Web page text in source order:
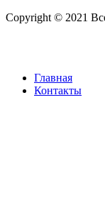
Copyright © 2021
Главная
Контакты